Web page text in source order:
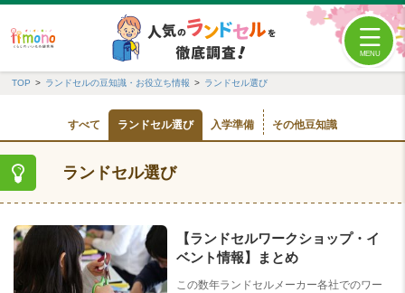
TOP ランドセルの豆知識・お役立ち情報 ランドセル選び
すべて ランドセル選び 入学準備 その他豆知識
ランドセル選び
【ランドセルワークショップ・イ
ベント情報】まとめ
この数年ランドセルメーカー各社でのワー